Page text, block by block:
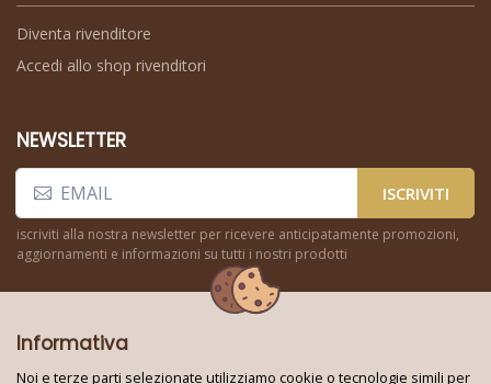
Diventa rivenditore
Accedi allo shop rivenditori
NEWSLETTER
ISCRIVITI
iscriviti alla nostra newsletter per ricevere anticipatamente promozioni,
aggiornamenti e informazioni su tutti i nostri prodotti
Informativa
Noi e terze parti selezionate utilizziamo cookie o tecnologie simili per